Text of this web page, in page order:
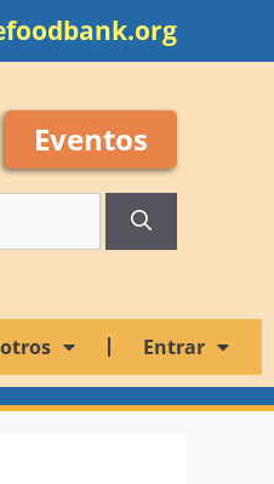
Eventos
Entrar